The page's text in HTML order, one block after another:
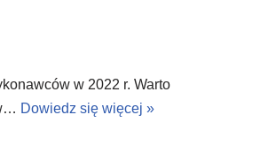
w 2022 r. Warto
Dowiedz się więcej »